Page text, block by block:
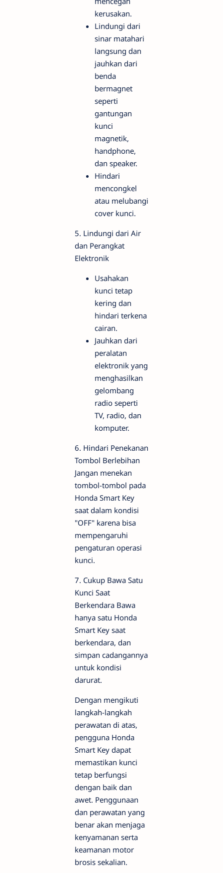
kerusakan.
Lindungi dari
sinar matahari
langsung dan
jauhkan dari
benda
bermagnet
seperti
gantungan
kunci
magnetik,
handphone,
dan speaker.
Hindari
mencongkel
atau melubangi
cover kunci.
5. Lindungi dari Air
dan Perangkat
Elektronik
Usahakan
kunci tetap
kering dan
hindari terkena
cairan.
Jauhkan dari
peralatan
elektronik yang
menghasilkan
gelombang
radio seperti
TV, radio, dan
komputer.
6. Hindari Penekanan
Tombol Berlebihan
Jangan menekan
tombol-tombol pada
Honda Smart Key
saat dalam kondisi
"OFF" karena bisa
mempengaruhi
pengaturan operasi
kunci.
7. Cukup Bawa Satu
Kunci Saat
Berkendara Bawa
hanya satu Honda
Smart Key saat
berkendara, dan
simpan cadangannya
untuk kondisi
darurat.
Dengan mengikuti
langkah-langkah
perawatan di atas,
pengguna Honda
Smart Key dapat
memastikan kunci
tetap berfungsi
dengan baik dan
awet. Penggunaan
dan perawatan yang
benar akan menjaga
kenyamanan serta
keamanan motor
brosis sekalian.